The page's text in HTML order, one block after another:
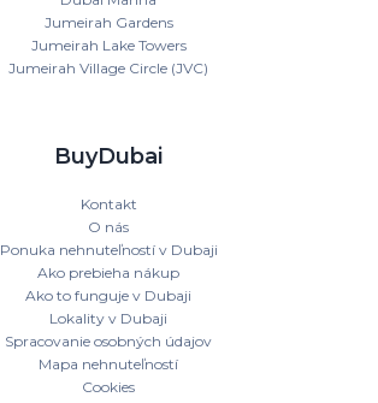
Jumeirah Gardens
Jumeirah Lake Towers
Jumeirah Village Circle (JVC)
BuyDubai
Kontakt
O nás
Ponuka nehnuteľností v Dubaji
Ako prebieha nákup
Ako to funguje v Dubaji
Lokality v Dubaji
Spracovanie osobných údajov
Mapa nehnuteľností
Cookies